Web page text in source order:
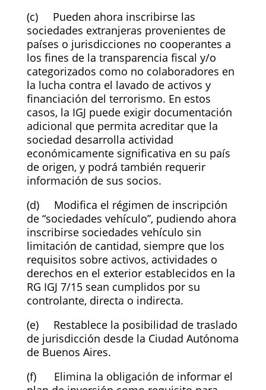
(c) Pueden ahora inscribirse las
sociedades extranjeras provenientes de
países o jurisdicciones no cooperantes a
los fines de la transparencia fiscal y/o
categorizados como no colaboradores en
la lucha contra el lavado de activos y
financiación del terrorismo. En estos
casos, la IGJ puede exigir documentación
adicional que permita acreditar que la
sociedad desarrolla actividad
económicamente significativa en su país
de origen, y podrá también requerir
información de sus socios.
(d) Modifica el régimen de inscripción
de “sociedades vehículo”, pudiendo ahora
inscribirse sociedades vehículo sin
limitación de cantidad, siempre que los
requisitos sobre activos, actividades o
derechos en el exterior establecidos en la
RG IGJ 7/15 sean cumplidos por su
controlante, directa o indirecta.
(e) Restablece la posibilidad de traslado
de jurisdicción desde la Ciudad Autónoma
de Buenos Aires.
(f) Elimina la obligación de informar el